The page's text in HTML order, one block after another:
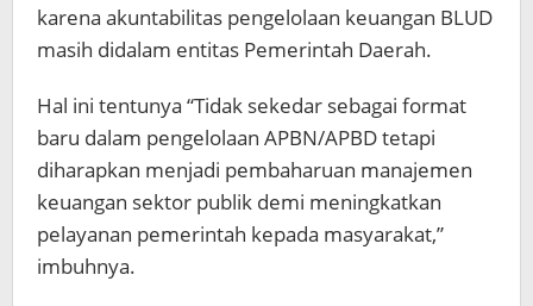
karena akuntabilitas pengelolaan keuangan BLUD
masih didalam entitas Pemerintah Daerah.
Hal ini tentunya “Tidak sekedar sebagai format
baru dalam pengelolaan APBN/APBD tetapi
diharapkan menjadi pembaharuan manajemen
keuangan sektor publik demi meningkatkan
pelayanan pemerintah kepada masyarakat,”
imbuhnya.